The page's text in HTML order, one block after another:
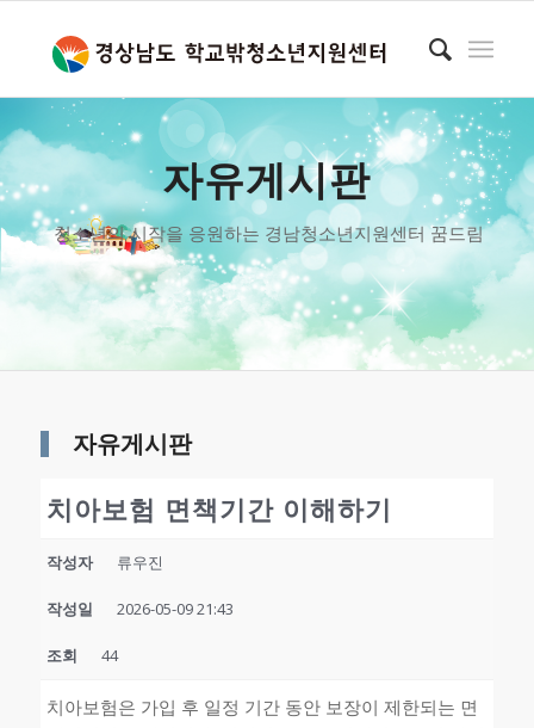
자유게시판
청소년의 시작을 응원하는 경남청소년지원센터 꿈드림
자유게시판
치아보험 면책기간 이해하기
작성자 류우진
작성일 2026-05-09 21:43
조회 44
치아보험은 가입 후 일정 기간 동안 보장이 제한되는 면